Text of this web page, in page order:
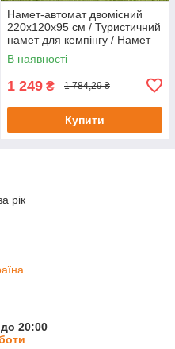
Намет-автомат двомісний
220х120х95 см / Туристичний
намет для кемпінгу / Намет
для відпочинку
В наявності
1 249 ₴ 1 784,29 ₴
Купити
рік
20:00